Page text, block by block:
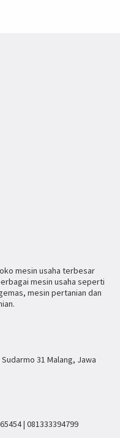
mesin usaha terbesar
mesin usaha seperti
mesin pertanian dan
Sudarmo 31 Malang, Jawa
| 081333394799